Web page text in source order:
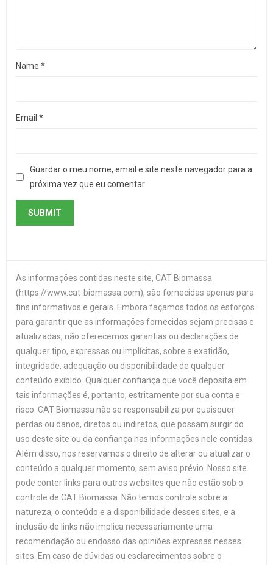
Name *
Email *
Guardar o meu nome, email e site neste navegador para a
próxima vez que eu comentar.
As informações contidas neste site, CAT Biomassa
(https://www.cat-biomassa.com), são fornecidas apenas para
fins informativos e gerais. Embora façamos todos os esforços
para garantir que as informações fornecidas sejam precisas e
atualizadas, não oferecemos garantias ou declarações de
qualquer tipo, expressas ou implícitas, sobre a exatidão,
integridade, adequação ou disponibilidade de qualquer
conteúdo exibido. Qualquer confiança que você deposita em
tais informações é, portanto, estritamente por sua conta e
risco. CAT Biomassa não se responsabiliza por quaisquer
perdas ou danos, diretos ou indiretos, que possam surgir do
uso deste site ou da confiança nas informações nele contidas.
Além disso, nos reservamos o direito de alterar ou atualizar o
conteúdo a qualquer momento, sem aviso prévio. Nosso site
pode conter links para outros websites que não estão sob o
controle de CAT Biomassa. Não temos controle sobre a
natureza, o conteúdo e a disponibilidade desses sites, e a
inclusão de links não implica necessariamente uma
recomendação ou endosso das opiniões expressas nesses
sites. Em caso de dúvidas ou esclarecimentos sobre o